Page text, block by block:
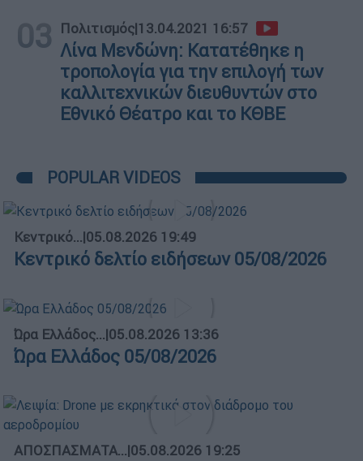
03 Πολιτισμός|13.04.2021 16:57
Λίνα Μενδώνη: Κατατέθηκε η
τροπολογία για την επιλογή των
καλλιτεχνικών διευθυντών στο
Εθνικό Θέατρο και το ΚΘΒΕ
POPULAR VIDEOS
Κεντρικό...|05.08.2026 19:49
Κεντρικό δελτίο ειδήσεων 05/08/2026
Ώρα Ελλάδος...|05.08.2026 13:36
Ώρα Ελλάδος 05/08/2026
ΑΠΟΣΠΑΣΜΑΤΑ...|05.08.2026 19:25